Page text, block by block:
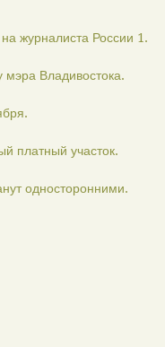
журналиста России 1.
мэра Владивостока.
платный участок.
односторонними.